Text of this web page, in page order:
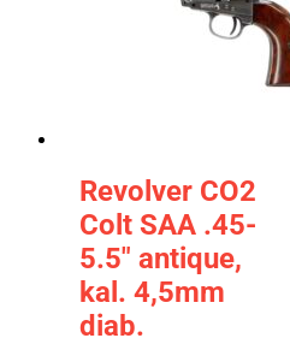
Revolver CO2
Colt SAA .45-
5.5″ antique,
kal. 4,5mm
diab.